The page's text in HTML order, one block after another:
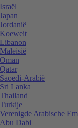
Israël
Japan
Jordanië
Koeweit
Libanon
Maleisië
Oman
Qatar
Saoedi-Arabië
Sri Lanka
Thailand
Turkije
Verenigde Arabische
Abu Dabi